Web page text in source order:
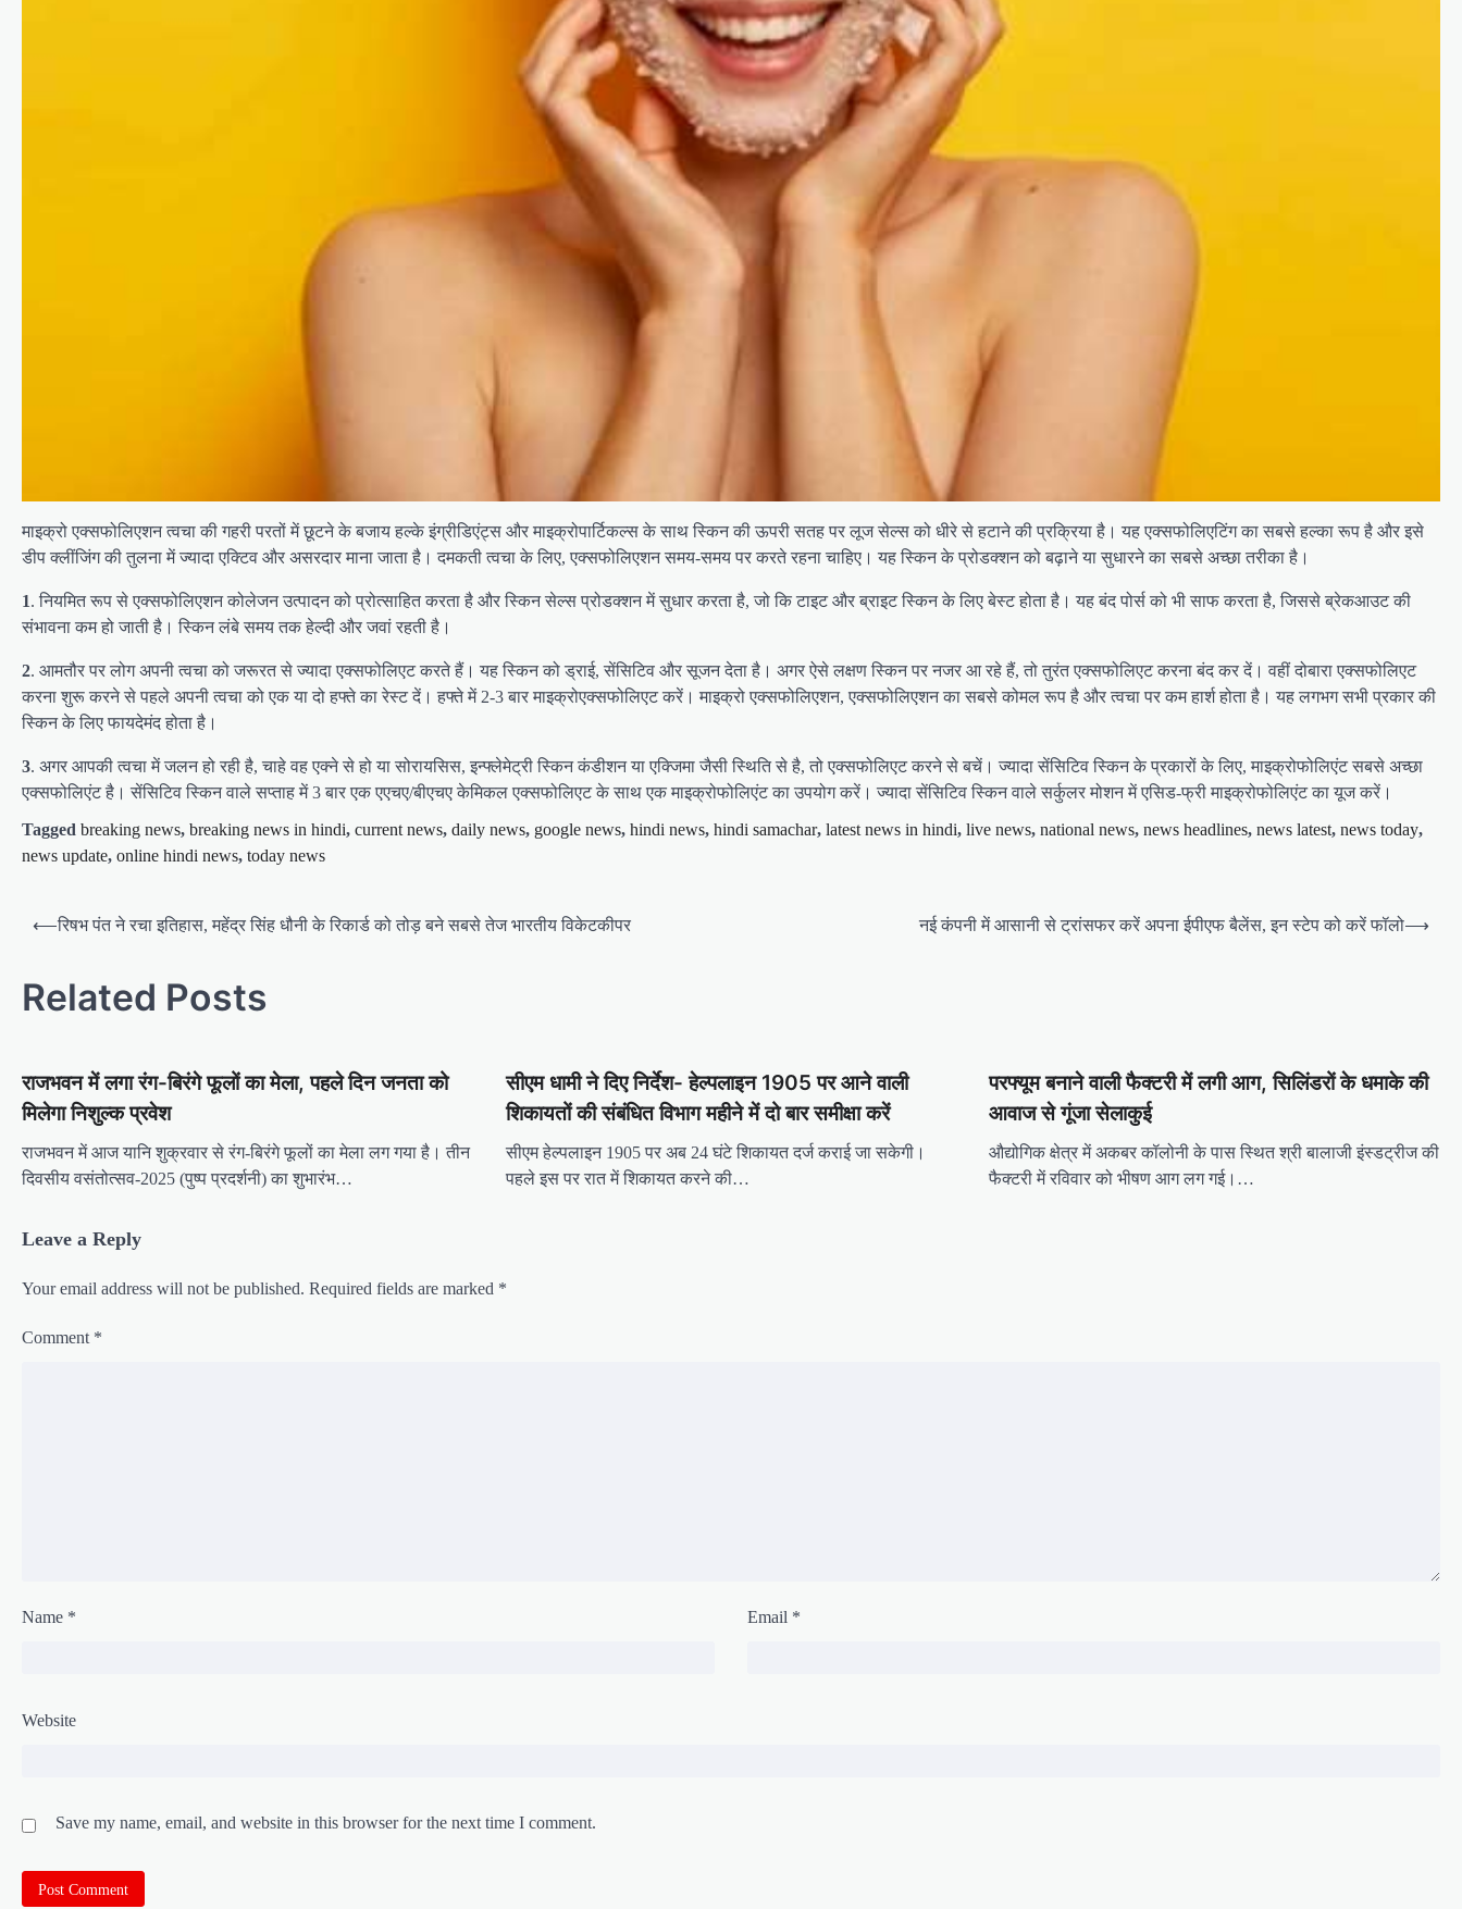
माइक्रो एक्सफोलिएशन त्वचा की गहरी परतों में छूटने के बजाय हल्के इंग्रीडिएंट्स और माइक्रोपार्टिकल्स के साथ स्किन की ऊपरी सतह पर लूज सेल्स को धीरे से हटाने की प्रक्रिया है। यह एक्सफोलिएटिंग का सबसे हल्का रूप है और इसे
डीप क्लींजिंग की तुलना में ज्यादा एक्टिव और असरदार माना जाता है। दमकती त्वचा के लिए, एक्सफोलिएशन समय-समय पर करते रहना चाहिए। यह स्किन के प्रोडक्शन को बढ़ाने या सुधारने का सबसे अच्छा तरीका है।
1. नियमित रूप से एक्सफोलिएशन कोलेजन उत्पादन को प्रोत्साहित करता है और स्किन सेल्स प्रोडक्शन में सुधार करता है, जो कि टाइट और ब्राइट स्किन के लिए बेस्ट होता है। यह बंद पोर्स को भी साफ करता है, जिससे ब्रेकआउट की
संभावना कम हो जाती है। स्किन लंबे समय तक हेल्दी और जवां रहती है।
2. आमतौर पर लोग अपनी त्वचा को जरूरत से ज्यादा एक्सफोलिएट करते हैं। यह स्किन को ड्राई, सेंसिटिव और सूजन देता है। अगर ऐसे लक्षण स्किन पर नजर आ रहे हैं, तो तुरंत एक्सफोलिएट करना बंद कर दें। वहीं दोबारा एक्सफोलिएट
करना शुरू करने से पहले अपनी त्वचा को एक या दो हफ्ते का रेस्ट दें। हफ्ते में 2-3 बार माइक्रोएक्सफोलिएट करें। माइक्रो एक्सफोलिएशन, एक्सफोलिएशन का सबसे कोमल रूप है और त्वचा पर कम हार्श होता है। यह लगभग सभी प्रकार की
स्किन के लिए फायदेमंद होता है।
3. अगर आपकी त्वचा में जलन हो रही है, चाहे वह एक्ने से हो या सोरायसिस, इन्फ्लेमेट्री स्किन कंडीशन या एक्जिमा जैसी स्थिति से है, तो एक्सफोलिएट करने से बचें। ज्यादा सेंसिटिव स्किन के प्रकारों के लिए, माइक्रोफोलिएंट सबसे अच्छा
एक्सफोलिएंट है। सेंसिटिव स्किन वाले सप्ताह में 3 बार एक एएचए/बीएचए केमिकल एक्सफोलिएट के साथ एक माइक्रोफोलिएंट का उपयोग करें। ज्यादा सेंसिटिव स्किन वाले सर्कुलर मोशन में एसिड-फ्री माइक्रोफोलिएंट का यूज करें।
Tagged breaking news, breaking news in hindi, current news, daily news, google news, hindi news, hindi samachar, latest news in hindi, live news, national news, news headlines, news latest, news today,
news update, online hindi news, today news
s
t
a
v
i
g
i
⟵रिषभ पंत ने रचा इतिहास, महेंद्र सिंह धौनी के रिकार्ड को तोड़ बने सबसे तेज भारतीय विकेटकीपर नई कंपनी में आसानी से ट्रांसफर करें अपना ईपीएफ बैलेंस, इन स्टेप को करें फॉलो⟶
Related Posts
राजभवन में लगा रंग-बिरंगे फूलों का मेला, पहले दिन जनता को
मिलेगा निशुल्क प्रवेश
राजभवन में आज यानि शुक्रवार से रंग-बिरंगे फूलों का मेला लग गया है। तीन
दिवसीय वसंतोत्सव-2025 (पुष्प प्रदर्शनी) का शुभारंभ…
सीएम धामी ने दिए निर्देश- हेल्पलाइन 1905 पर आने वाली
शिकायतों की संबंधित विभाग महीने में दो बार समीक्षा करें
सीएम हेल्पलाइन 1905 पर अब 24 घंटे शिकायत दर्ज कराई जा सकेगी।
पहले इस पर रात में शिकायत करने की…
परफ्यूम बनाने वाली फैक्टरी में लगी आग, सिलिंडरों के धमाके की
आवाज से गूंजा सेलाकुई
औद्योगिक क्षेत्र में अकबर कॉलोनी के पास स्थित श्री बालाजी इंस्डट्रीज की
फैक्टरी में रविवार को भीषण आग लग गई।…
Leave a Reply
Your email address will not be published. Required fields are marked *
Comment *
Name * Email *
Website
Save my name, email, and website in this browser for the next time I comment.